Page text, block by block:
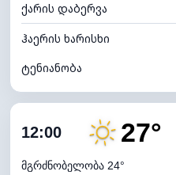
ღრუბლის სიმაღლე
ქარის დაბერვა
ჰაერის ხარისხი
ტენიანობა
ღრუბლიანობა
ნამის წერტილი
12:00 27°
მგრძნობელობა 24°